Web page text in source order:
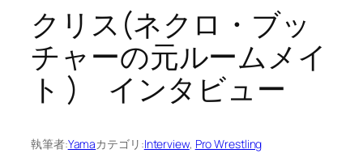
クリス(ネクロ・ブッ
チャーの元ルームメイ
ト ) インタビュー
執筆者:Yamaカテゴリ:Interview, Pro Wrestling